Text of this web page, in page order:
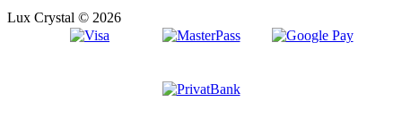
Lux Crystal © 2026